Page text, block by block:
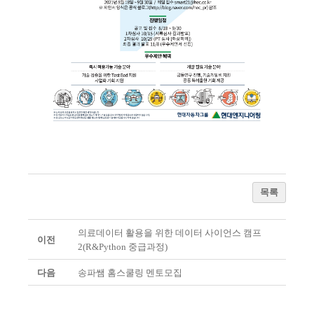
목록
이전
의료데이터 활용을 위한 데이터 사이언스 캠프
2(R&Python 중급과정)
다음 송파쌤 홈스쿨링 멘토모집